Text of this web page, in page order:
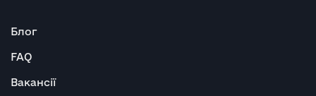
Блог
FAQ
Вакансії